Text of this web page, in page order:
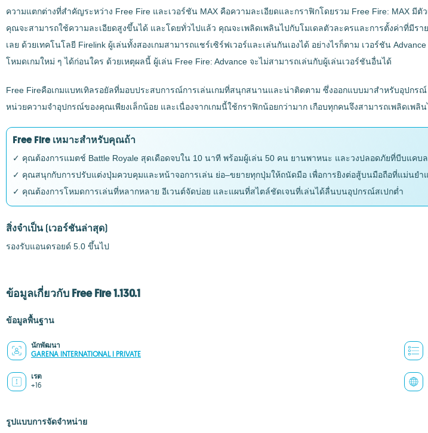
ความแตกต่างที่สำคัญระหว่าง Free Fire และเวอร์ชัน MAX คือความละเอียดและกราฟิกโดยรวม Free Fire: MAX
คุณจะสามารถใช้ความละเอียดสูงขึ้นได้ และโดยทั่วไปแล้ว คุณจะเพลิดเพลินไปกับโมเดลตัวละครและการตั้งค่าที่มีร
เลย ด้วยเทคโนโลยี Firelink ผู้เล่นทั้งสองเกมสามารถแชร์เซิร์ฟเวอร์และเล่นกันเองได้ อย่างไรก็ตาม เวอร์ชัน
โหมดเกมใหม่ ๆ ได้ก่อนใคร ด้วยเหตุผลนี้ ผู้เล่น Free Fire: Advance จะไม่สามารถเล่นกับผู้เล่นเวอร์ชันอื่นได้
Free Fireคือเกมแบทเทิลรอยัลที่มอบประสบการณ์การเล่นเกมที่สนุกสนานและน่าติดตาม ซึ่งออกแบบมาสำหรับอุปกร
หน่วยความจำอุปกรณ์ของคุณเพียงเล็กน้อย และเนื่องจากเกมนี้ใช้กราฟิกน้อยกว่ามาก เกือบทุกคนจึงสามารถเพลิดเพ
Free Fire เหมาะสำหรับคุณถ้า
✓ คุณต้องการแมตช์ Battle Royale สุดเดือดจบใน 10 นาที พร้อมผู้เล่น 50 คน ยานพาหนะ และวงปลอดภัยที่บีบแคบล
✓ คุณสนุกกับการปรับแต่งปุ่มควบคุมและหน้าจอการเล่น ย่อ–ขยายทุกปุ่มให้ถนัดมือ เพื่อการยิงต่อสู้บนมือถือที่แม่นยำ
✓ คุณต้องการโหมดการเล่นที่หลากหลาย อีเวนต์จัดบ่อย และแผนที่สไตล์ชัดเจนที่เล่นได้ลื่นบนอุปกรณ์สเปกต่ำ
สิ่งจำเป็น (เวอร์ชันล่าสุด)
รองรับแอนดรอยด์ 5.0 ขึ้นไป
ข้อมูลเกี่ยวกับ Free Fire 1.130.1
ข้อมูลพื้นฐาน
นักพัฒนา
GARENA INTERNATIONAL I PRIVATE
เรต
+16
รูปแบบการจัดจำหน่าย